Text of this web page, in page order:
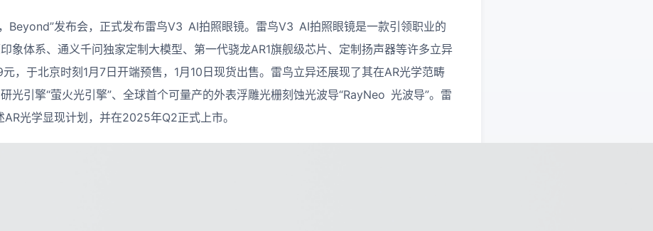
Beyond”发布会，正式发布雷鸟V3 AI拍照眼镜。雷鸟V3 AI拍照眼镜是一款引领职业的
象体系、通义千问独家定制大模型、第一代骁龙AR1旗舰级芯片、定制扬声器等许多立异
，于北京时刻1月7日开端预售，1月10日现货出售。雷鸟立异还展现了其在AR光学范畴
光引擎“萤火光引擎”、全球首个可量产的外表浮雕光栅刻蚀光波导“RayNeo 光波导”。雷
光学显现计划，并在2025年Q2正式上市。